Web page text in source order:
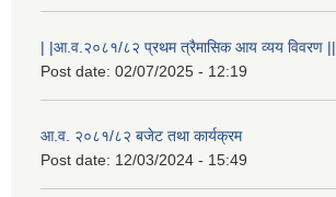
| |आ.व.२०८१/८२ प्रथम त्रैमासिक आय व्यय विवरण ||
Post date: 02/07/2025 - 12:19
आ.व. २०८१/८२ बजेट तथा कार्यक्रम
Post date: 12/03/2024 - 15:49